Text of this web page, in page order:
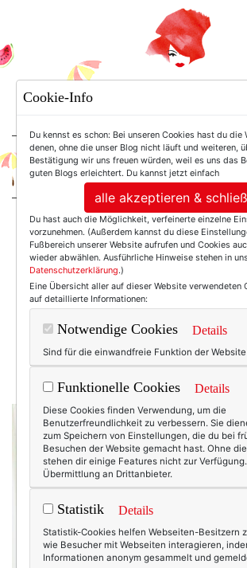
For Women. Not
Einträge mit
Tag: In
Sache
Cookie-Info
Du kennst es schon: Bei unseren Cookies hast du die
denen, ohne die unser Blog nicht läuft und weiteren,
Bestätigung wir uns freuen würden, weil es uns das
guten Blogs erleichtert. Du kannst jetzt einfach
alle akzeptieren &
Du hast auch die Möglichkeit, verfeinerte einzelne
vorzunehmen. (Außerdem kannst du diese
Fußbereich unserer Website aufrufen und Cookies
wieder abwählen. Ausführliche Hinweise stehen in
Datenschutzerklärung.)
Eine Übersicht aller auf dieser Website verwendeten
auf detaillierte Informationen:
Notwendige Cookies Details
Sind für die einwandfreie Funktion der
Funktionelle Cookies Details
Diese Cookies finden Verwendung, um die
Benutzerfreundlichkeit zu verbessern. Sie
zum Speichern von Einstellungen, die du bei
Besuchen der Website gemacht hast. Ohne
stehen dir einige Features nicht zur
Übermittlung an Drittanbieter.
Statistik Details
Statistik-Cookies helfen Webseiten-Besitzern
wie Besucher mit Webseiten interagieren,
Informationen anonym gesammelt und